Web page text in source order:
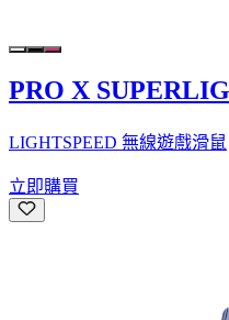
PRO X
LIGHTSPEED 無線遊戲滑鼠
立即購買